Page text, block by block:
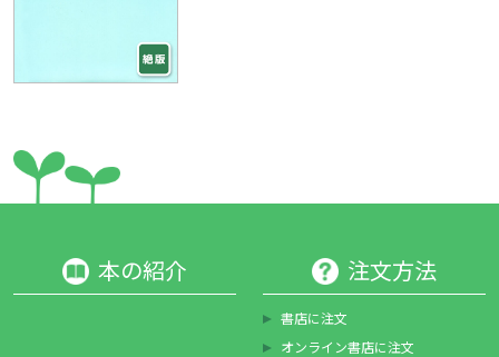
本の紹介 注文方法
書店に注文
オンライン書店に注文